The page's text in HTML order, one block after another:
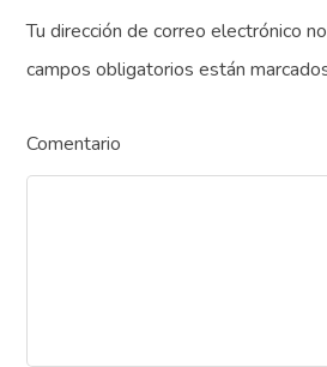
Tu dirección de correo electrónico
campos obligatorios están
Comentario